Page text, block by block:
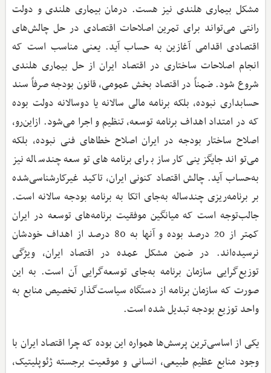
مشکل بیماری هلندی نیز هست. درمان بیماری هلندی و دولت
رانتی می‌تواند برای تمرین اصلاحات اقتصادی در حل چالش‌های
اقتصادی اقدامی آغازین به حساب آید. یعنی مناسب است که
انجام اصلاحات ساختاری در اقتصاد ایران از حل بیماری هلندی
شروع شود. ضمناً در اقتصاد بخش عمومی، قانون بودجه صرفاً سند
حسابداری نبوده، بلکه برنامه مالی سالانه یا دوسالانه دولت بوده
که در امتداد اهداف برنامه توسعه، تنظیم و اجرا می‌شود. ازاین‌رو،
اصلاح ساختار بودجه در ایران اصلاح خطاهای فنی نبوده، بلکه
می‌تواند جایگزینی کارساز برای برنامه‌های توسعه چندساله نیز
به‌حساب آید. چالش اقتصاد کنونی ایران، تاکید غیرکارشناسی‌شده
بر برنامه‌ریزی چندساله به‌جای اتکا به برنامه بودجه سالانه است.
جالب‌توجه است که میانگین موفقیت برنامه‌های توسعه در ایران
کمتر از 20 درصد بوده و آنها به 80 درصد از اهداف خودشان
نرسیده‌اند. در ضمن مشکل عمده در اقتصاد ایران، ویژگی
توزیع‌گرایی سازمان برنامه به‌جای توسعه‌گرایی آن است. به این
صورت که سازمان برنامه از دستگاه سیاست‌گذار تخصیص منابع به
واحد توزیع بودجه تبدیل شده است.
یکی از اساسی‌ترین پرسش‌ها همواره این بوده که چرا اقتصاد ایران با
وجود منابع عظیم طبیعی، انسانی و موقعیت برجسته ژئوپلیتیک،